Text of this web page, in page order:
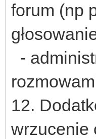
forum (np
-
12.
wrzucenie